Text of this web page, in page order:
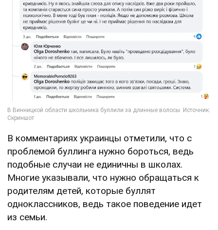
В комментариях украинцы отметили, что с
проблемой буллинга нужно бороться, ведь
подобные случаи не единичны в школах.
Многие указывали, что нужно обращаться к
родителям детей, которые буллят
одноклассников, ведь такое поведение идет
из семьи.